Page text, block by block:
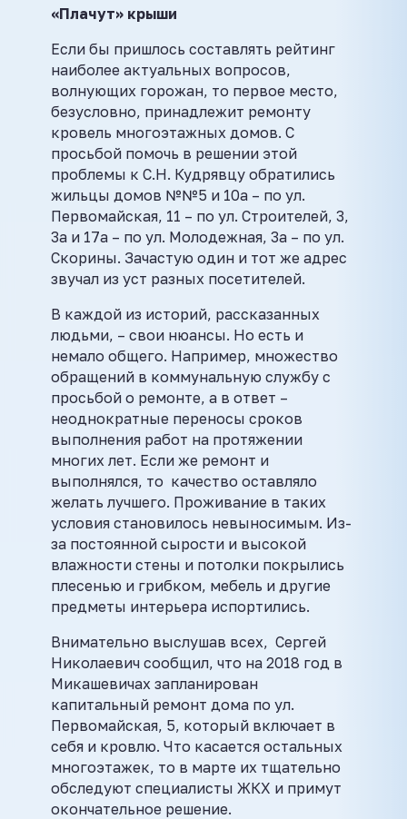
«Плачут» крыши
Если бы пришлось составлять рейтинг
наиболее актуальных вопросов,
волнующих горожан, то первое место,
безусловно, принадлежит ремонту
кровель многоэтажных домов. С
просьбой помочь в решении этой
проблемы к С.Н. Кудрявцу обратились
жильцы домов №№5 и 10а – по ул.
Первомайская, 11 – по ул. Строителей, 3,
3а и 17а – по ул. Молодежная, 3а – по ул.
Скорины. Зачастую один и тот же адрес
звучал из уст разных посетителей.
В каждой из историй, рассказанных
людьми, – свои нюансы. Но есть и
немало общего. Например, множество
обращений в коммунальную службу с
просьбой о ремонте, а в ответ –
неоднократные переносы сроков
выполнения работ на протяжении
многих лет. Если же ремонт и
выполнялся, то качество оставляло
желать лучшего. Проживание в таких
условия становилось невыносимым. Из-
за постоянной сырости и высокой
влажности стены и потолки покрылись
плесенью и грибком, мебель и другие
предметы интерьера испортились.
Внимательно выслушав всех, Сергей
Николаевич сообщил, что на 2018 год в
Микашевичах запланирован
капитальный ремонт дома по ул.
Первомайская, 5, который включает в
себя и кровлю. Что касается остальных
многоэтажек, то в марте их тщательно
обследуют специалисты ЖКХ и примут
окончательное решение.